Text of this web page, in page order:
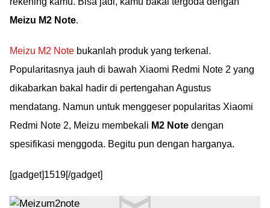
Meizu M2 Note.
Meizu M2 Note bukanlah produk yang terkenal.
Popularitasnya jauh di bawah Xiaomi Redmi Note 2 yang
dikabarkan bakal hadir di pertengahan Agustus
mendatang. Namun untuk menggeser popularitas Xiaomi
Redmi Note 2, Meizu membekali M2 Note dengan
spesifikasi menggoda. Begitu pun dengan harganya.
[gadget]1519[/gadget]